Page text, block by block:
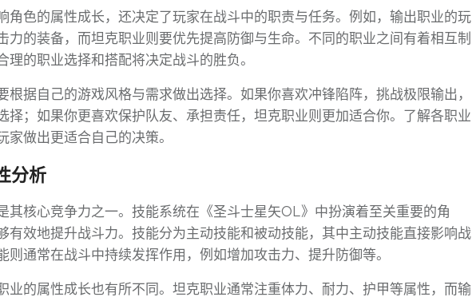
角色的属性成长，还决定了玩家在战斗中的职责与任务。例如，输出职业的玩
力的装备，而坦克职业则要优先提高防御与生命。不同的职业之间有着相互制
的职业选择和搭配将决定战斗的胜负。
根据自己的游戏风格与需求做出选择。如果你喜欢冲锋陷阵，挑战极限输出，
择；如果你更喜欢保护队友、承担责任，坦克职业则更加适合你。了解各职业
做出更适合自己的决策。
分析
其核心竞争力之一。技能系统在《圣斗士星矢OL》中扮演着至关重要的角
有效地提升战斗力。技能分为主动技能和被动技能，其中主动技能直接影响战
则通常在战斗中持续发挥作用，例如增加攻击力、提升防御等。
业的属性成长也有所不同。坦克职业通常注重体力、耐力、护甲等属性，而输